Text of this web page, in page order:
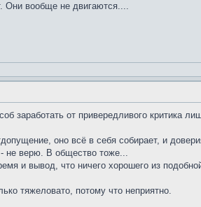
Они вообще не двигаются....
заработать от привередливого критика
оно всё в себя собирает, и
не верю. В общество тоже...
и вывод, что ничего хорошего из
тяжеловато, потому что неприятно.